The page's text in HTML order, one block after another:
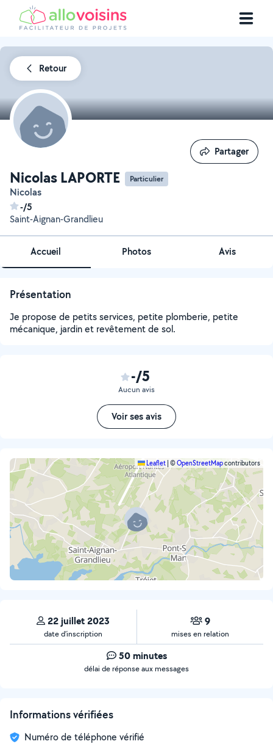
Retour
Nicolas LAPORTE Particulier
Nicolas
-/5
Saint-Aignan-Grandlieu
Partager
Partager
Accueil Photos Avis
Présentation
Je propose de petits services, petite plomberie, petite
mécanique, jardin et revêtement de sol.
-/5
Aucun avis
Voir ses avis
Leaflet ©OpenStreetMapcontributors
22 juillet 2023
date d’inscription
9
mises en relation
50 minutes
délai de réponse aux messages
Informations vérifiées
Numéro de téléphone vérifié